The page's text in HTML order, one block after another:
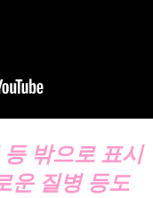
밖으로 표시
운 질병 등도